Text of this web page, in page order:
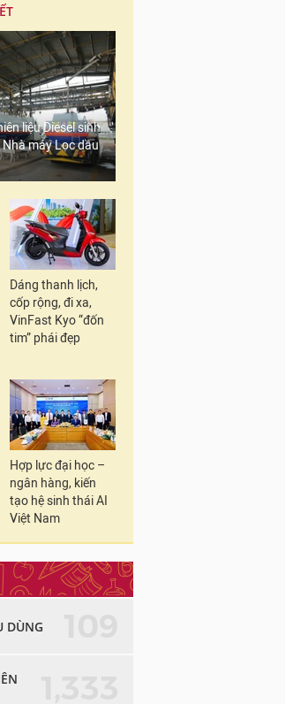
liệu Diesel sinh
máy Lọc dầu
Dáng thanh lịch,
cốp rộng, đi xa,
VinFast Kyo “đốn
tim” phái đẹp
Hợp lực đại học –
ngân hàng, kiến
tạo hệ sinh thái AI
Việt Nam
DÙNG